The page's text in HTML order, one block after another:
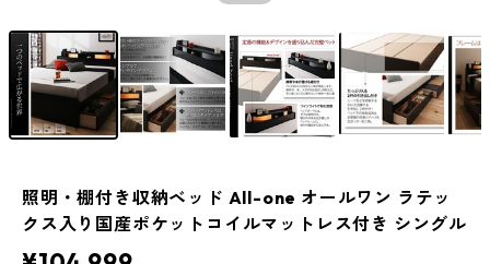
照明・棚付き収納ベッド All-one オールワン ラテッ
クス入り国産ポケットコイルマットレス付き シングル